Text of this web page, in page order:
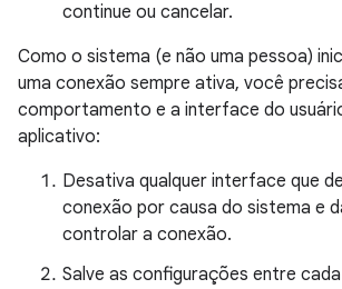
continue ou cancelar.
Como o sistema (e não uma pessoa)
uma conexão sempre ativa, você
comportamento e a interface do
aplicativo:
Desativa qualquer interface que
conexão por causa do sistema e
controlar a conexão.
Salve as configurações entre